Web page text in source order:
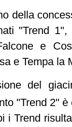
della
"Trend
e
e Tempa la
del
"Trend 2"
i Trend